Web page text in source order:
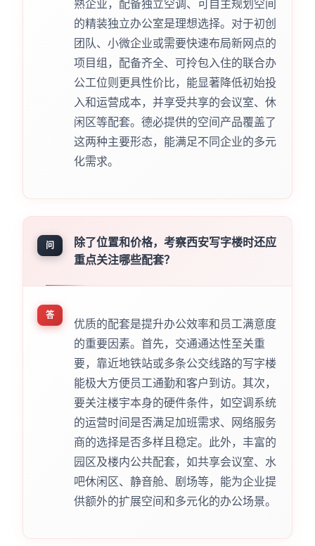
熟企业，配备独立空调、可自主规划空间
的精装独立办公室是理想选择。对于初创
团队、小微企业或需要快速布局新网点的
项目组，配备齐全、可拎包入住的联合办
公工位则更具性价比，能显著降低初始投
入和运营成本，并享受共享的会议室、休
闲区等配套。德必提供的空间产品覆盖了
这两种主要形态，能满足不同企业的多元
化需求。
问
除了位置和价格，考察西安写字楼时还应
重点关注哪些配套？
答
优质的配套是提升办公效率和员工满意度
的重要因素。首先，交通通达性至关重
要，靠近地铁站或多条公交线路的写字楼
能极大方便员工通勤和客户到访。其次，
要关注楼宇本身的硬件条件，如空调系统
的运营时间是否满足加班需求、网络服务
商的选择是否多样且稳定。此外，丰富的
园区及楼内公共配套，如共享会议室、水
吧休闲区、静音舱、剧场等，能为企业提
供额外的扩展空间和多元化的办公场景。